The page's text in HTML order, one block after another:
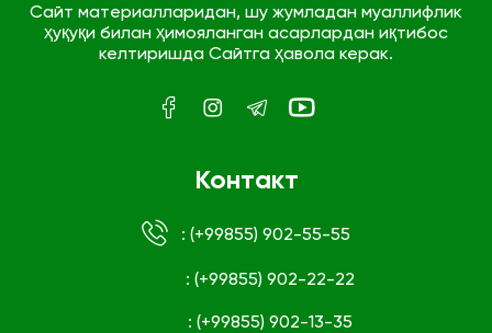
Сайт материалларидан, шу жумладан муаллифлик
ҳуқуқи билан ҳимояланган асарлардан иқтибос
келтиришда Сайтга ҳавола керак.
Контакт
: (+99855) 902-55-55
: (+99855) 902-22-22
: (+99855) 902-13-35